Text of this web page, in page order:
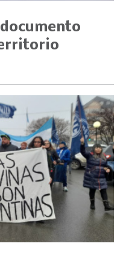
documento